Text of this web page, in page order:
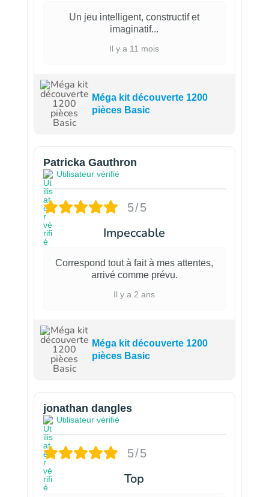
Un jeu intelligent, constructif et
imaginatif...
Il y a 11 mois
Méga kit découverte 1200
pièces Basic
Patricka Gauthron
Utilisateur vérifié
5/5
Impeccable
Correspond tout à fait à mes attentes,
arrivé comme prévu.
Il y a 2 ans
Méga kit découverte 1200
pièces Basic
jonathan dangles
Utilisateur vérifié
5/5
Top